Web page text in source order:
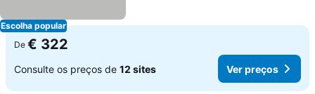
Escolha popular
De € 322
Consulte os preços de 12 sites Ver preços